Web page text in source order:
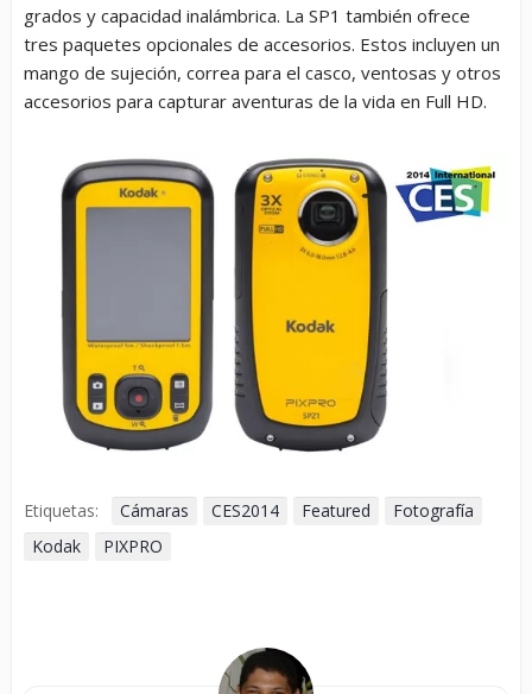
grados y capacidad inalámbrica. La SP1 también ofrece
tres paquetes opcionales de accesorios. Estos incluyen un
mango de sujeción, correa para el casco, ventosas y otros
accesorios para capturar aventuras de la vida en Full HD.
Etiquetas: Cámaras CES2014 Featured
Fotografía
Kodak
PIXPRO